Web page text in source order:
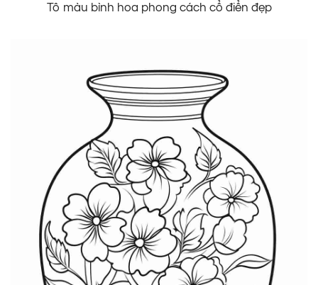
Tô màu bình hoa phong cách cổ điển đẹp